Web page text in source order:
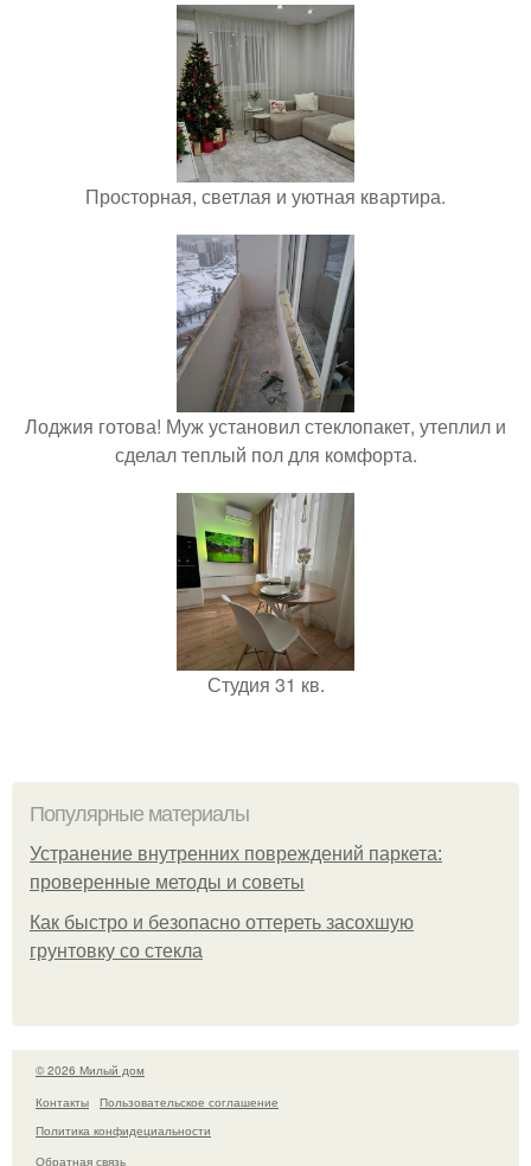
Просторная, светлая и уютная квартира.
Лоджия готова! Муж установил стеклопакет, утеплил и
сделал теплый пол для комфорта.
Студия 31 кв.
Популярные материалы
Устранение внутренних повреждений паркета:
проверенные методы и советы
Как быстро и безопасно оттереть засохшую
грунтовку со стекла
© 2026 Милый дом
Контакты
Пользовательское соглашение
Политика конфидециальности
Обратная связь